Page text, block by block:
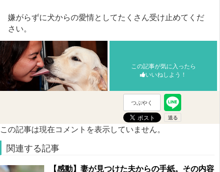
嫌がらずに犬からの愛情としてたくさん受け止めてくだ
さい。
この記事が気に入ったら
いいねしよう！
つぶやく
この記事は現在コメントを表示していません。
関連する記事
【感動】妻が見つけた夫からの手紙。その内容